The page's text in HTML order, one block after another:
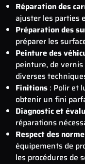
Réparation des
ajuster les parties
Préparation des
préparer les
Peinture des
peinture, de
diverses
Finitions : Polir et
obtenir un fini
Diagnostic et
réparations
Respect des
équipements de
les procédures de